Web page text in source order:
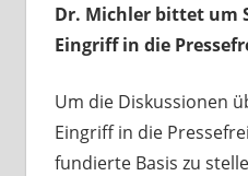
Dr. Michler bittet um
Eingriff in die
Um die Diskussionen
Eingriff in die
fundierte Basis zu